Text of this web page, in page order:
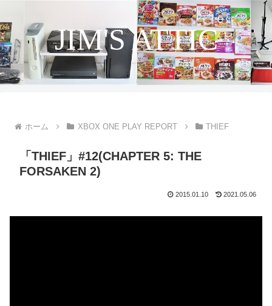
JIM'S ATTIC
ホーム XBOX ONE PLAY REPORT THIEF
「THIEF」#12(CHAPTER 5: THE
FORSAKEN 2)
2015.01.10 2021.05.06